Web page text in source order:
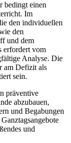
bedingt einen
Im
den individuellen
den
und dem
erfordert vom
Analyse. Die
am Defizit als
sein.
präventive
abzubauen,
und Begabungen
und